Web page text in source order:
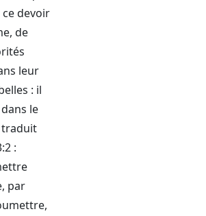
devoir
de
leur
: il
le
traduit
:
par